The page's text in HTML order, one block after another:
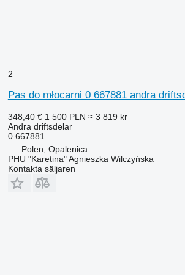
2
Pas do młocarni 0 667881 andra
348,40 € 1 500 PLN ≈ 3 819 kr
Andra driftsdelar
0 667881
Polen, Opalenica
PHU "Karetina" Agnieszka Wilczyńska
Kontakta säljaren